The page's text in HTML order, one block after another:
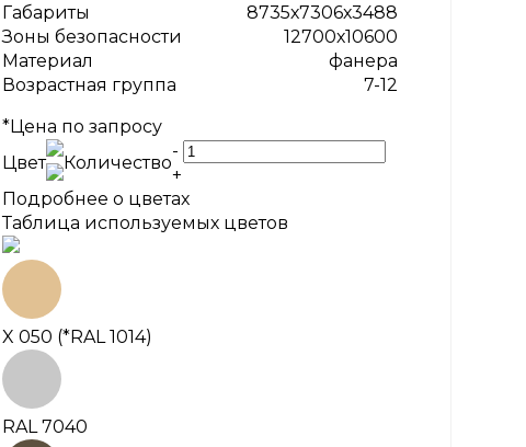
Габариты
8735х7306х3488
Зоны безопасности
12700х10600
Материал
фанера
Возрастная группа
7-12
*Цена по запросу
Цвет
Количество
-
+
Подробнее о цветах
Таблица используемых цветов
X 050 (*RAL 1014)
RAL 7040